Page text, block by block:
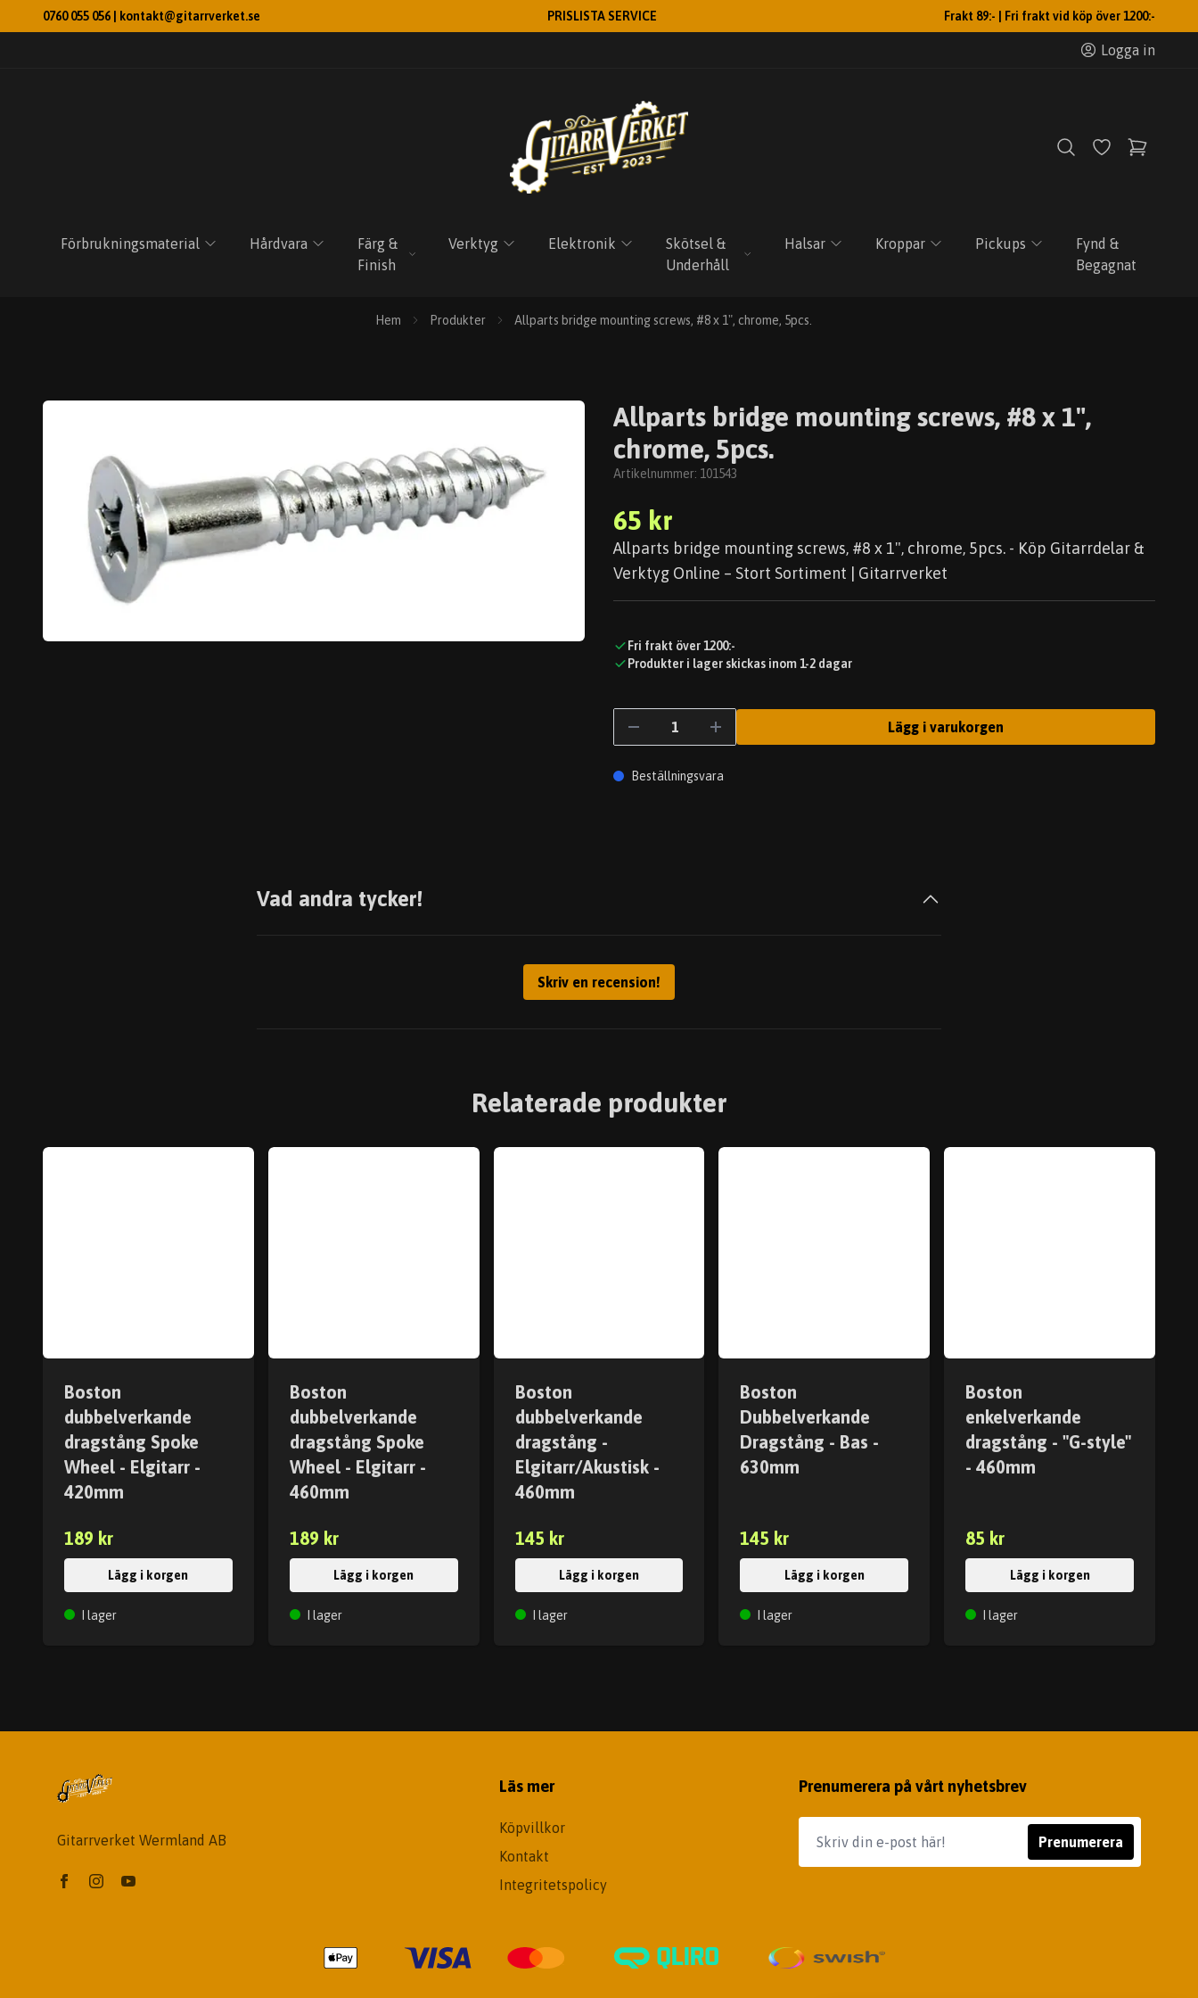
0760 055 056 | kontakt@gitarrverket.se PRISLISTA SERVICE Frakt 89:- | Fri frakt vid köp över 1200:-
Logga in
Förbrukningsmaterial Hårdvara
Färg &
Finish
Verktyg Elektronik
Skötsel &
Underhåll
Halsar Kroppar Pickups
Fynd &
Begagnat
Hem Produkter Allparts bridge mounting screws, #8 x 1", chrome, 5pcs.
Allparts bridge mounting screws, #8 x 1",
chrome, 5pcs.
Artikelnummer: 101543
65 kr
Allparts bridge mounting screws, #8 x 1", chrome, 5pcs. - Köp Gitarrdelar &
Verktyg Online – Stort Sortiment | Gitarrverket
Fri frakt över 1200:-
Produkter i lager skickas inom 1-2 dagar
Lägg i varukorgen
Beställningsvara
Vad andra tycker!
Skriv en recension!
Relaterade produkter
Boston
dubbelverkande
dragstång Spoke
Wheel - Elgitarr -
420mm
189 kr
Lägg i korgen
I lager
Boston
dubbelverkande
dragstång Spoke
Wheel - Elgitarr -
460mm
189 kr
Lägg i korgen
I lager
Boston
dubbelverkande
dragstång -
Elgitarr/Akustisk -
460mm
145 kr
Lägg i korgen
I lager
Boston
Dubbelverkande
Dragstång - Bas -
630mm
145 kr
Lägg i korgen
I lager
Boston
enkelverkande
dragstång - "G-style"
- 460mm
85 kr
Lägg i korgen
I lager
Gitarrverket Wermland AB
Läs mer
Köpvillkor
Kontakt
Integritetspolicy
Prenumerera på vårt nyhetsbrev
Prenumerera